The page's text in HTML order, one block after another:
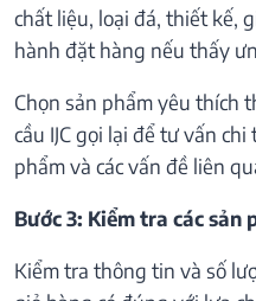
chất liệu, loại đá, thiết kế,
hành đặt hàng nếu thấy
Chọn sản phẩm yêu thích
cầu IJC gọi lại để tư vấn
phẩm và các vấn đề liên
Bước 3: Kiểm tra các sản
Kiểm tra thông tin và số